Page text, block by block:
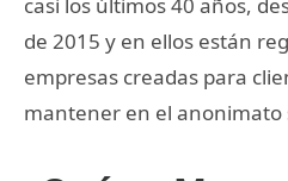
de 2015 y en ellos están
empresas creadas para
mantener en el anonimato